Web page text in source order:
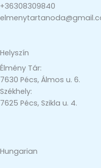
+36308309840
Helyszín
Élmény Tár:
7630 Pécs, Álmos u. 6.
Székhely:
7625 Pécs, Szikla u. 4.
Hungarian